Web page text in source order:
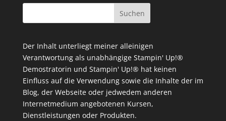
Der Inhalt unterliegt meiner alleinigen
Verantwortung als unabhängige Stampin' Up!®
Demostratorin und Stampin' Up!® hat keinen
Einfluss auf die Verwendung sowie die Inhalte der im
Blog, der Webseite oder jedwedem anderen
Internetmedium angebotenen Kursen,
Dienstleistungen oder Produkten.